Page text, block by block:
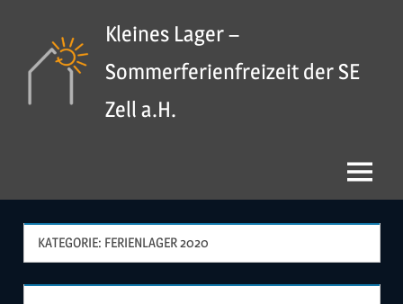
springen
Kleines Lager –
Sommerferienfreizeit der SE
Zell a.H.
Menü
KATEGORIE: FERIENLAGER 2020